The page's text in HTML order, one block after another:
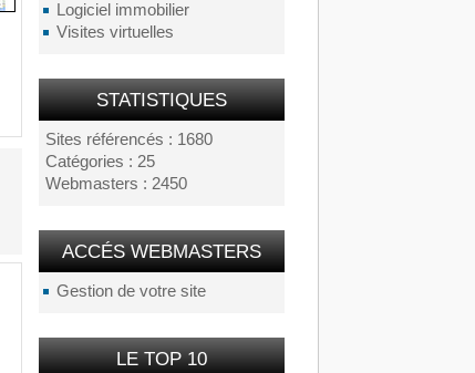
Logiciel immobilier
Visites virtuelles
STATISTIQUES
Sites référencés : 1680
Catégories : 25
Webmasters : 2450
ACCÉS WEBMASTERS
Gestion de votre site
LE TOP 10